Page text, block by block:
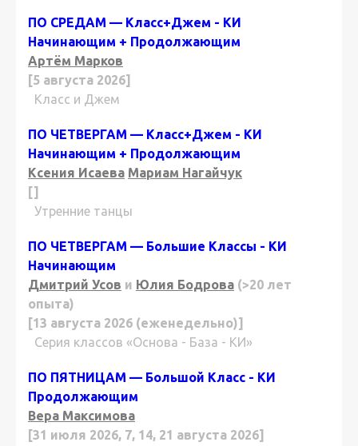
ПО СРЕДАМ — Класс+Джем - КИ
Начинающим + Продолжающим
Артём Марков
[5 августа 2026]
Класс и Джем
ПО ЧЕТВЕРГАМ — Класс+Джем - КИ
Начинающим + Продолжающим
Ксения Исаева Мариам Нагайчук
[]
Утренние танцы
ПО ЧЕТВЕРГАМ — Большие Классы - КИ
Начинающим
Дмитрий Усов и Юлия Бодрова (>20 лет
опыта)
[13 августа 2026 (еженедельно)]
Серия классов «Основа - База - КИ»
ПО ПЯТНИЦАМ — Большой Класс - КИ
Продолжающим
Вера Максимова
[31 июля 2026, 7, 14, 21 августа 2026]